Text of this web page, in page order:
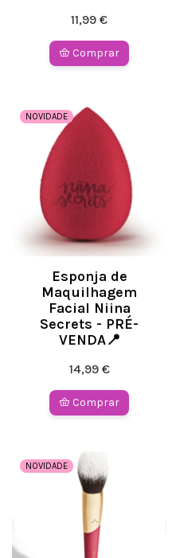
11,99 €
Comprar
NOVIDADE
Esponja de
Maquilhagem
Facial Niina
Secrets - PRÉ-
VENDA📍
14,99 €
Comprar
NOVIDADE